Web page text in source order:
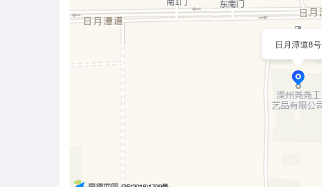
日月潭道8号